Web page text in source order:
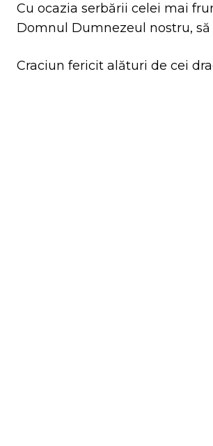
Cu ocazia serbării celei mai
Domnul Dumnezeul nostru,
Craciun fericit alături de cei